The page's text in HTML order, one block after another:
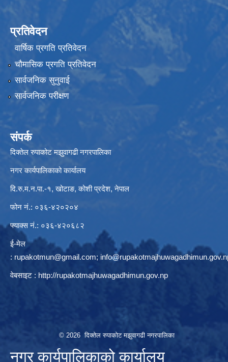
प्रतिवेदन
वार्षिक प्रगति प्रतिवेदन
चौमासिक प्रगति प्रतिवेदन
सार्वजनिक सुनुवाई
सार्वजनिक परीक्षण
संपर्क
दिक्तेल रुपाकोट मझुवागढी नगरपालिका
नगर कार्यपालिकाको कार्यालय
दि.रु.म.न.पा.-१, खोटाङ, कोशी प्रदेश, नेपाल
फोन नं.: ०३६-४२०२०४
फ्याक्स नं.: ०३६-४२०६८२
ई-मेल
: rupakotmun@gmail.com;
वेबसाइट : http://rupakotmajhuwagadhimun.gov.np
© 2026 दिक्तेल रुपाकोट मझुवागढी नगरपालिका
नगर कार्यपालिकाको कार्यालय